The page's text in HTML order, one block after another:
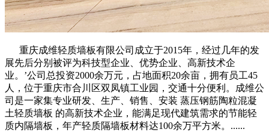
重庆成维轻质墙板有限公司成立于2015年，经过几年的发
展先后分别被评为科技型企业、优势企业、高新技术企
业。’公司总投资2000余万元，占地面积20余亩，拥有员工45
人，位于重庆市合川区双凤镇工业园，交通十分便利。成维公
司是一家集专业研发、生产、销售、安装 蒸压钢筋陶粒混凝
土轻质墙板 的高新技术企业，能满足现代建筑需求的节能轻
质内隔墙板，年产轻质隔墙板材料达100余万平方米。......